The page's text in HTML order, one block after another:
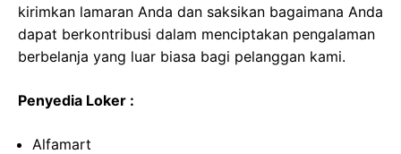
kirimkan lamaran Anda dan saksikan bagaimana Anda
dapat berkontribusi dalam menciptakan pengalaman
berbelanja yang luar biasa bagi pelanggan kami.
Penyedia Loker :
Alfamart